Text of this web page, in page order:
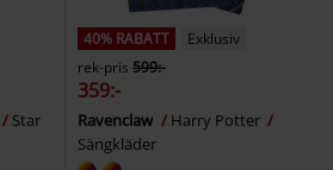
Star
40% RABATT
Exklusiv
rek-pris 599:-
359:-
Ravenclaw
Harry Potter
Sängkläder